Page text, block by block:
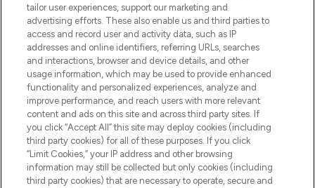
make-up van meer dan 200 topmerken.
Shop online of via de app, met gratis
verzending vanaf €40.
Cookie-toestemming
Do Not Sell or Share My Personal
Information
HELP & INFORMATIE
BEDRIJFSINFORMATIE
tailor user experiences, support our marketing and
advertising efforts. These also enable us and third parties to
access and record user and activity data, such as IP
addresses and online identifiers, referring URLs, searches
and interactions, browser and device details, and other
usage information, which may be used to provide enhanced
functionality and personalized experiences, analyze and
improve performance, and reach users with more relevant
content and ads on this site and across third party sites. If
you click “Accept All” this site may deploy cookies (including
third party cookies) for all of these purposes. If you click
“Limit Cookies,” your IP address and other browsing
information may still be collected but only cookies (including
third party cookies) that are necessary to operate, secure and